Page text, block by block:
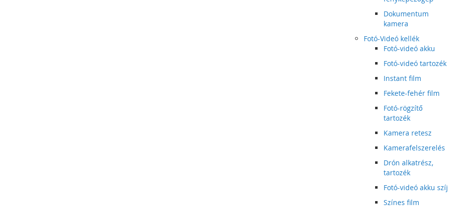
Dokumentum
kamera
Fotó-Videó kellék
Fotó-videó akku
Fotó-videó tartozék
Instant film
Fekete-fehér film
Fotó-rögzítő
tartozék
Kamera retesz
Kamerafelszerelés
Drón alkatrész,
tartozék
Fotó-videó akku szíj
Színes film